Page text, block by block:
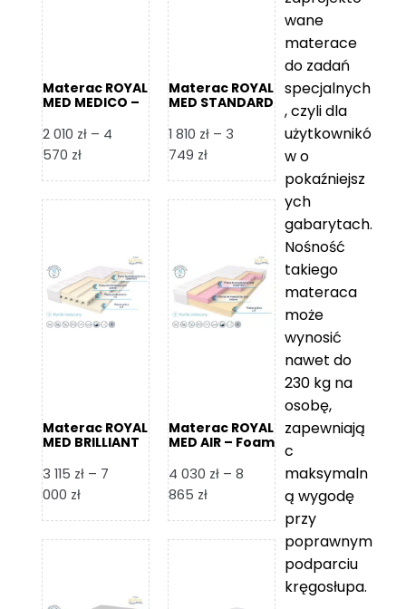
Materac ROYAL
MED MEDICO –
2 010 zł – 4
570 złZakres
od
4
570 zł
Materac ROYAL
MED STANDARD
1 810 zł – 3
749 złZakres
od
3
749 zł
Materac ROYAL
MED BRILLIANT
3 115 zł – 7
000 złZakres
od
Materac ROYAL
MED AIR – Foam
4 030 zł – 8
865 złZakres
od
wane
materace
do zadań
specjalnych
, czyli dla
użytkownikó
w o
pokaźniejsz
ych
gabarytach.
Nośność
takiego
materaca
może
wynosić
nawet do
230 kg na
osobę,
zapewniają
c
maksymaln
ą wygodę
przy
poprawnym
podparciu
kręgosłupa.